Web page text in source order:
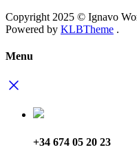
Copyright 2025 © Ignavo
Powered by KLBTheme .
Menu
+34 674 05 20 23